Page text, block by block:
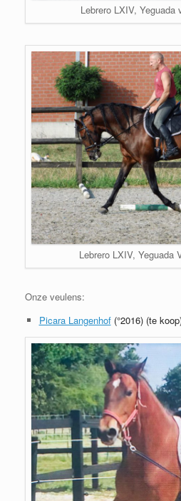
Lebrero LXIV, Yeguada
Lebrero LXIV, Yeguada
Onze veulens:
Picara Langenhof(°2016) (te